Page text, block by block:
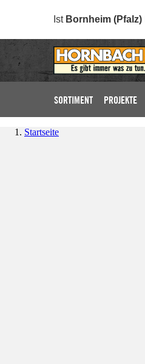
Ist Bornheim (Pfalz)
SORTIMENT PROJEKTE
Startseite